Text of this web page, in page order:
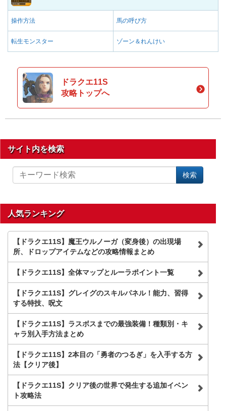
操作方法 馬の呼び方
転生モンスター ゾーン＆れんけい
ドラクエ11S
攻略トップへ
サイト内を検索
イ
を
検
索
検索
人気ランキング
【ドラクエ11S】魔王ウルノーガ（変身後）の出現場
所、ドロップアイテムなどの攻略情報まとめ
【ドラクエ11S】全体マップとルーラポイント一覧
【ドラクエ11S】グレイグのスキルパネル！能力、習得
する特技、呪文
【ドラクエ11S】ラスボスまでの最強装備！種類別・キ
ャラ別入手方法まとめ
【ドラクエ11S】2本目の「勇者のつるぎ」を入手する方
法【クリア後】
【ドラクエ11S】クリア後の世界で発生する追加イベン
ト攻略法